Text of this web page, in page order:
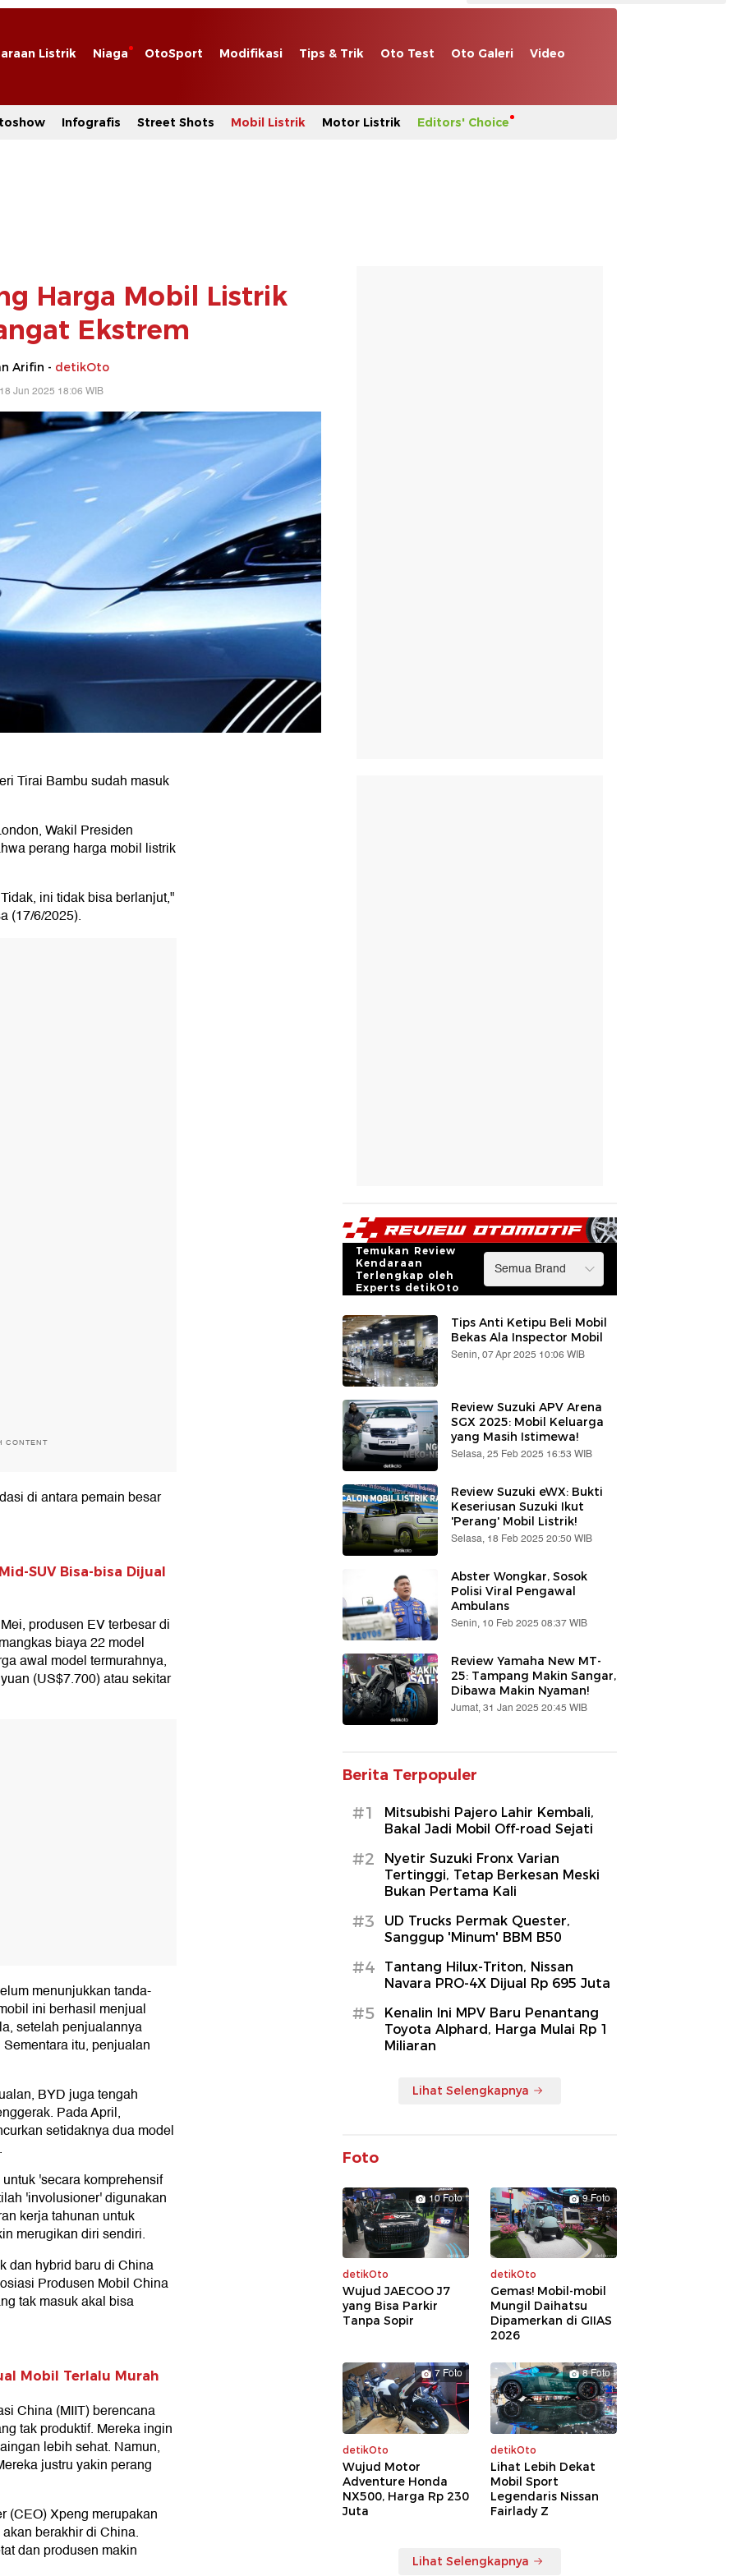
Listrik Niaga OtoSport Modifikasi Tips & Trik Oto Test Oto Galeri Video
Infografis Street Shots Mobil Listrik Motor Listrik Editors' Choice
Harga Mobil Listrik
Ekstrem
Arifin - detikOto
Jun 2025 18:06 WIB
Tirai Bambu sudah masuk
Wakil Presiden
perang harga mobil listrik
ini tidak bisa berlanjut,"
(17/6/2025).
CONTENT
di antara pemain besar
SUV Bisa-bisa Dijual
produsen EV terbesar di
biaya 22 model
awal model termurahnya,
(US$7.700) atau sekitar
menunjukkan tanda-
ini berhasil menjual
setelah penjualannya
itu, penjualan
BYD juga tengah
Pada April,
setidaknya dua model
'secara komprehensif
'involusioner' digunakan
kerja tahunan untuk
merugikan diri sendiri.
dan hybrid baru di China
Produsen Mobil China
tak masuk akal bisa
Mobil Terlalu Murah
China (MIIT) berencana
tak produktif. Mereka ingin
lebih sehat. Namun,
justru yakin perang
(CEO) Xpeng merupakan
berakhir di China.
dan produsen makin
Temukan Review
Kendaraan
Terlengkap oleh
Experts detikOto
Tips Anti Ketipu Beli Mobil
Bekas Ala Inspector Mobil
Senin, 07 Apr 2025 10:06 WIB
Review Suzuki APV Arena
SGX 2025: Mobil Keluarga
yang Masih Istimewa!
Selasa, 25 Feb 2025 16:53 WIB
Review Suzuki eWX: Bukti
Keseriusan Suzuki Ikut
'Perang' Mobil Listrik!
Selasa, 18 Feb 2025 20:50 WIB
Abster Wongkar, Sosok
Polisi Viral Pengawal
Ambulans
Senin, 10 Feb 2025 08:37 WIB
Review Yamaha New MT-
25: Tampang Makin Sangar,
Dibawa Makin Nyaman!
Jumat, 31 Jan 2025 20:45 WIB
Berita Terpopuler
#1
Mitsubishi Pajero Lahir Kembali,
Bakal Jadi Mobil Off-road Sejati
#2
Nyetir Suzuki Fronx Varian
Tertinggi, Tetap Berkesan Meski
Bukan Pertama Kali
#3
UD Trucks Permak Quester,
Sanggup 'Minum' BBM B50
#4
Tantang Hilux-Triton, Nissan
Navara PRO-4X Dijual Rp 695 Juta
#5
Kenalin Ini MPV Baru Penantang
Toyota Alphard, Harga Mulai Rp 1
Miliaran
Lihat Selengkapnya
Foto
10 Foto
detikOto
Wujud JAECOO J7
yang Bisa Parkir
Tanpa Sopir
9 Foto
detikOto
Gemas! Mobil-mobil
Mungil Daihatsu
Dipamerkan di GIIAS
2026
7 Foto
detikOto
Wujud Motor
Adventure Honda
NX500, Harga Rp 230
Juta
8 Foto
detikOto
Lihat Lebih Dekat
Mobil Sport
Legendaris Nissan
Fairlady Z
Lihat Selengkapnya